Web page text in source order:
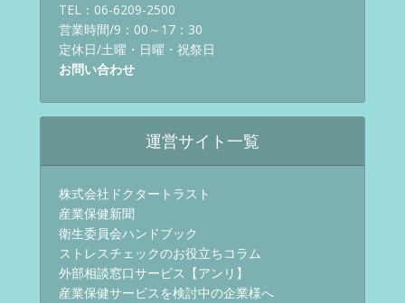
TEL：06-6209-2500
営業時間/9：00～17：30
定休日/土曜・日曜・祝祭日
お問い合わせ
運営サイト一覧
株式会社ドクタートラスト
産業保健新聞
衛生委員会ハンドブック
ストレスチェックのお役立ちコラム
外部相談窓口サービス【アンリ】
産業保健サービスを検討中の企業様へ